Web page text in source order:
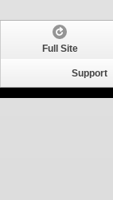
Full Site
Support